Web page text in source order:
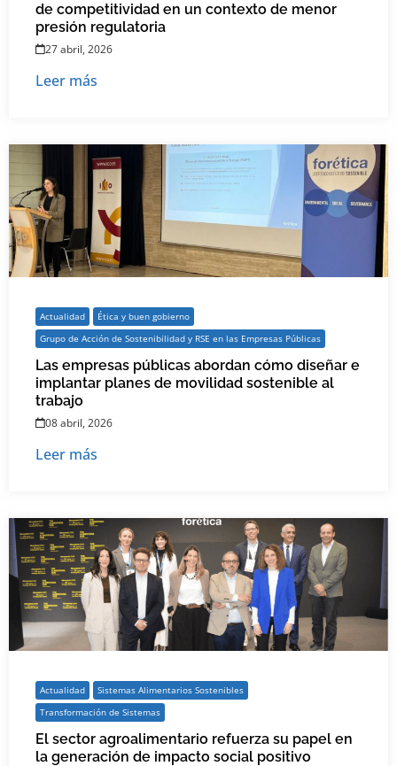
de competitividad en un contexto de menor
presión regulatoria
27 abril, 2026
Leer más
Actualidad
Ética y buen gobierno
Grupo de Acción de Sostenibilidad y RSE en las Empresas Públicas
Las empresas públicas abordan cómo diseñar e
implantar planes de movilidad sostenible al
trabajo
08 abril, 2026
Leer más
Actualidad
Sistemas Alimentarios Sostenibles
Transformación de Sistemas
El sector agroalimentario refuerza su papel en
la generación de impacto social positivo